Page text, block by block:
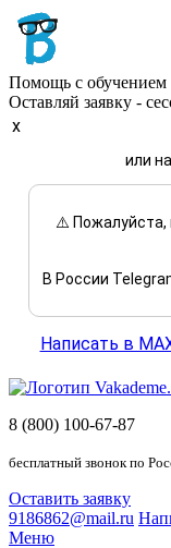
Помощь с обучением
Оставляй заявку -
x
или
⚠️ Пожалуйста,
В России
Написать в
8 (800) 100-67-87
бесплатный звонок по
Оставить заявку
9186862@mail.ru
Меню